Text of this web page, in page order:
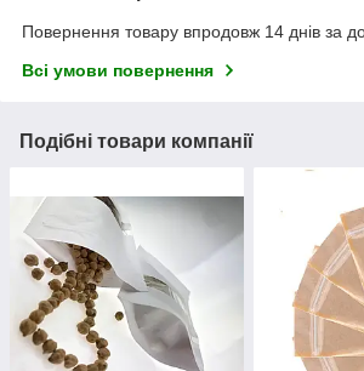
Повернення товару впродовж 14 днів за
Всі умови повернення
Подібні товари компанії